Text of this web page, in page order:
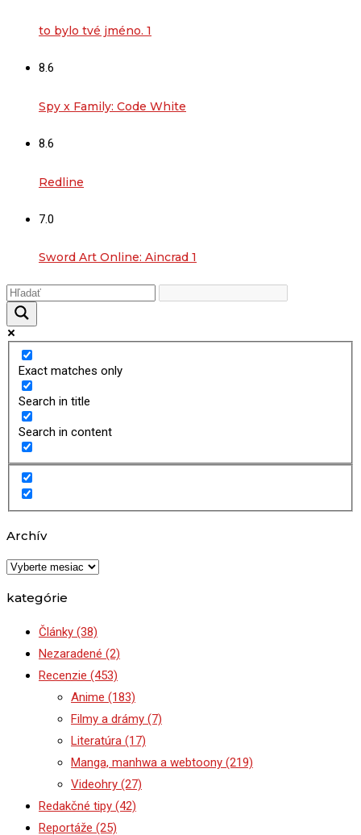
to bylo tvé jméno. 1
8.6
Spy x Family: Code White
8.6
Redline
7.0
Sword Art Online: Aincrad 1
Exact matches only
Search in title
Search in content
Archív
Archív
kategórie
Články (38)
Nezaradené (2)
Recenzie (453)
Anime (183)
Filmy a drámy (7)
Literatúra (17)
Manga, manhwa a webtoony (219)
Videohry (27)
Redakčné tipy (42)
Reportáže (25)